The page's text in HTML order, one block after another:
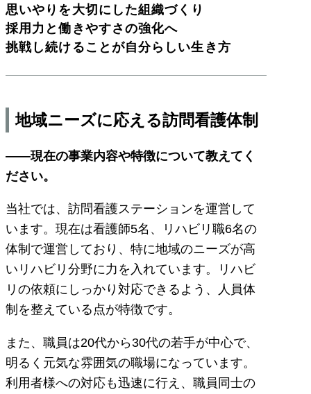
思いやりを大切にした組織づくり
採用力と働きやすさの強化へ
挑戦し続けることが自分らしい生き方
地域ニーズに応える訪問看護体制
――現在の事業内容や特徴について教えてく
ださい。
当社では、訪問看護ステーションを運営して
います。現在は看護師5名、リハビリ職6名の
体制で運営しており、特に地域のニーズが高
いリハビリ分野に力を入れています。リハビ
リの依頼にしっかり対応できるよう、人員体
制を整えている点が特徴です。
また、職員は20代から30代の若手が中心で、
明るく元気な雰囲気の職場になっています。
利用者様への対応も迅速に行え、職員同士の